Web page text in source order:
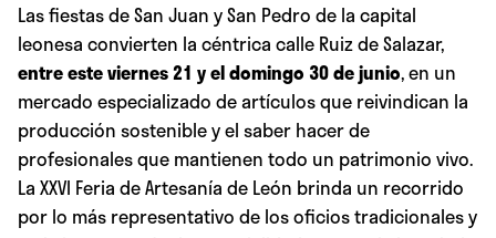
Las fiestas de San Juan y San Pedro de la capital
leonesa convierten la céntrica calle Ruiz de Salazar,
entre este viernes 21 y el domingo 30 de junio, en un
mercado especializado de artículos que reivindican la
producción sostenible y el saber hacer de
profesionales que mantienen todo un patrimonio vivo.
La XXVI Feria de Artesanía de León brinda un recorrido
por lo más representativo de los oficios tradicionales y